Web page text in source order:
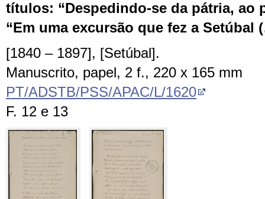
títulos: “Despedindo-se da pátria, ao
“Em uma excursão que fez a Setúbal
[1840 – 1897], [Setúbal].
Manuscrito, papel, 2 f., 220 x 165 mm
PT/ADSTB/PSS/APAC/L/1620
F. 12 e 13